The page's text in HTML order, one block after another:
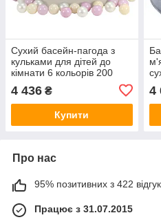
Сухий басейн-пагода з
кульками для дітей до
кімнати 6 кольорів 200
4 436 ₴
Купити
4
Про нас
95% позитивних з 422
Працює з 31.07.2015